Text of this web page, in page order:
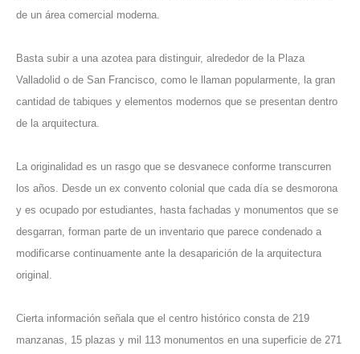
de un área comercial moderna.
Basta subir a una azotea para distinguir, alrededor de la Plaza
Valladolid o de San Francisco, como le llaman popularmente, la gran
cantidad de tabiques y elementos modernos que se presentan dentro
de la arquitectura.
La originalidad es un rasgo que se desvanece conforme transcurren
los años. Desde un ex convento colonial que cada día se desmorona
y es ocupado por estudiantes, hasta fachadas y monumentos que se
desgarran, forman parte de un inventario que parece condenado a
modificarse continuamente ante la desaparición de la arquitectura
original.
Cierta información señala que el centro histórico consta de 219
manzanas, 15 plazas y mil 113 monumentos en una superficie de 271